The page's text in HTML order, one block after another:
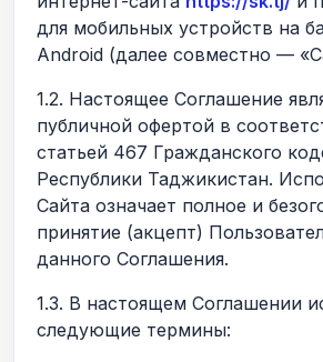
для мобильных устройств на
Android (далее совместно —
1.2. Настоящее Соглашение
публичной офертой в
статьей 467 Гражданского
Республики Таджикистан.
Сайта означает полное и
принятие (акцепт)
данного Соглашения.
1.3. В настоящем Соглашении
следующие термины: